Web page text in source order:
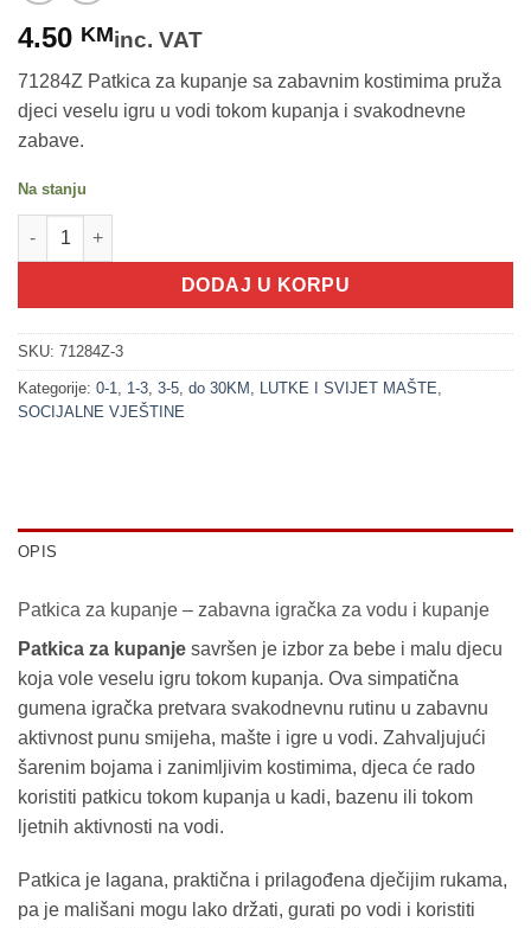
4.50 KMinc. VAT
71284Z Patkica za kupanje sa zabavnim kostimima pruža
djeci veselu igru u vodi tokom kupanja i svakodnevne
zabave.
Na stanju
200376-3 Patkica za kupanje -Maskenbal KLAUN (LITTLE
DODAJ U KORPU
SKU: 71284Z-3
Kategorije: 0-1 1-3 3-5 do 30KM LUTKE I SVIJET MAŠTE
SOCIJALNE VJEŠTINE
OPIS
Patkica za kupanje – zabavna igračka za vodu i kupanje
Patkica za kupanje savršen je izbor za bebe i malu djecu
koja vole veselu igru tokom kupanja. Ova simpatična
gumena igračka pretvara svakodnevnu rutinu u zabavnu
aktivnost punu smijeha, mašte i igre u vodi. Zahvaljujući
šarenim bojama i zanimljivim kostimima, djeca će rado
koristiti patkicu tokom kupanja u kadi, bazenu ili tokom
ljetnih aktivnosti na vodi.
Patkica je lagana, praktična i prilagođena dječijim rukama,
pa je mališani mogu lako držati, gurati po vodi i koristiti